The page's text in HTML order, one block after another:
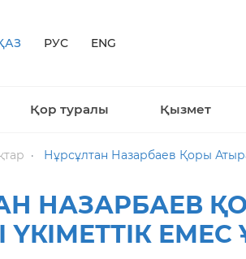
РУС ENG
Қор туралы Қызмет
Нұрсұлтан Назарбаев Қоры
НАЗАРБАЕВ
ҮКІМЕТТІК